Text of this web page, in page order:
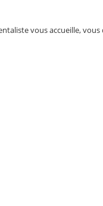
vous accueille, vous